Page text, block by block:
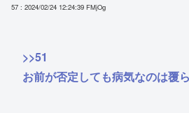
57 : 2024/02/24 12:24:39 FMjOg
>>51
お前が否定しても病気なのは覆